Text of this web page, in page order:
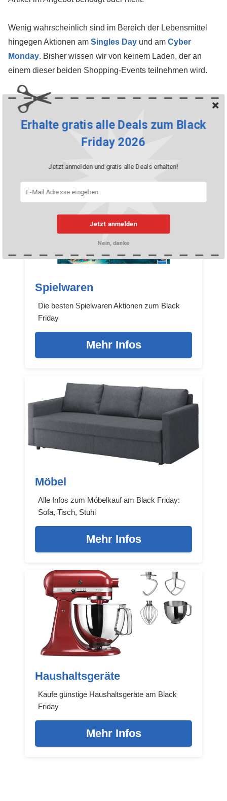
Wenig wahrscheinlich sind im Bereich der Lebensmittel
hingegen Aktionen am Singles Day und am Cyber
Monday. Bisher wissen wir von keinem Laden, der an
einem dieser beiden Shopping-Events teilnehmen wird.
Unterkategorienim Wohnen
Spielwaren
Die besten Spielwaren Aktionen zum Black
Friday
Mehr Infos
Möbel
Alle Infos zum Möbelkauf am Black Friday:
Sofa, Tisch, Stuhl
Mehr Infos
Haushaltsgeräte
Kaufe günstige Haushaltsgeräte am Black
Friday
Mehr Infos
Jetzt anmelden
Erhalte gratis alle Deals zum Black
Friday 2026
Jetzt anmelden und gratis alle Deals erhalten!
Nein, danke